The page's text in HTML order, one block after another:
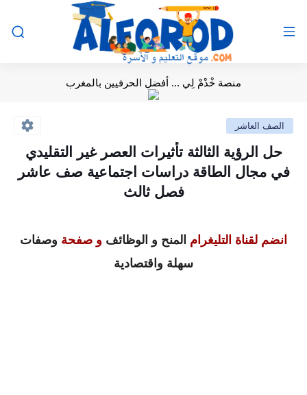
منصة خْدْمْ لِي ... أفضل الحرفيين بالمغرب
الصف العاشر
حل الرؤية الثالثة تأثيرات العصر غير التقليدي
في مجال الطاقة دراسات اجتماعية صف عاشر
فصل ثالث
انضم لقناة التليغرام المنح و الوظائف و صفحة وصفات
سهلة واقتصادية